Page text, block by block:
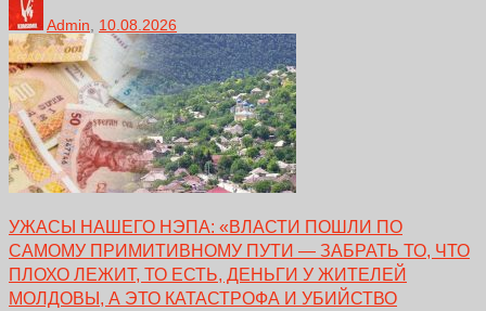
Admin 10.08.2026
УЖАСЫ НАШЕГО НЭПА: «ВЛАСТИ ПОШЛИ ПО
САМОМУ ПРИМИТИВНОМУ ПУТИ — ЗАБРАТЬ ТО, ЧТО
ПЛОХО ЛЕЖИТ, ТО ЕСТЬ, ДЕНЬГИ У ЖИТЕЛЕЙ
МОЛДОВЫ, А ЭТО КАТАСТРОФА И УБИЙСТВО